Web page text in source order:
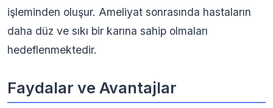
işleminden oluşur. Ameliyat sonrasında hastaların
daha düz ve sıkı bir karına sahip olmaları
hedeflenmektedir.
Faydalar ve Avantajlar